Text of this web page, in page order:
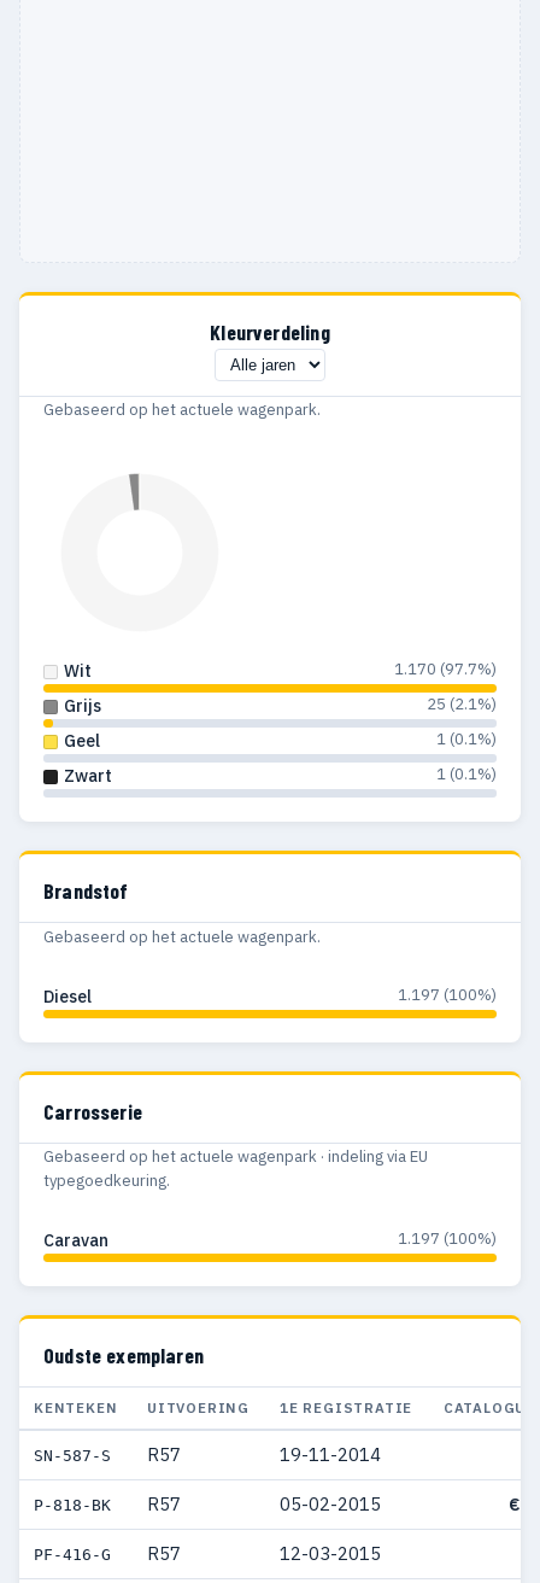
Kleurverdeling
Gebaseerd op het actuele wagenpark.
Wit 1.170 (97.7%)
Grijs 25 (2.1%)
Geel 1 (0.1%)
Zwart 1 (0.1%)
Brandstof
Gebaseerd op het actuele wagenpark.
Diesel 1.197 (100%)
Carrosserie
Gebaseerd op het actuele wagenpark · indeling via EU
typegoedkeuring.
Caravan 1.197 (100%)
Oudste exemplaren
KENTEKEN UITVOERING 1E REGISTRATIE
SN-587-S R57 19-11-2014
P-818-BK R57 05-02-2015 €
PF-416-G R57 12-03-2015